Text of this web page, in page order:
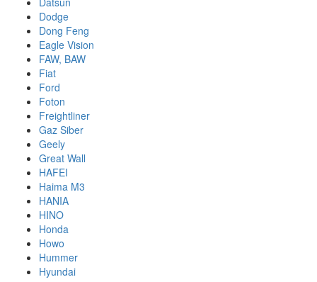
Dodge
Dong Feng
Eagle Vision
FAW, BAW
Fiat
Ford
Foton
Freightliner
Gaz Siber
Geely
Great Wall
HAFEI
Haima M3
HANIA
HINO
Honda
Howo
Hummer
Hyundai